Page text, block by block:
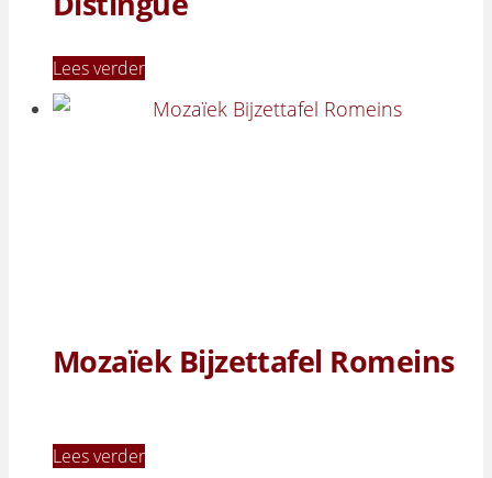
Lees verder
Mozaïek Bijzettafel Romeins
Lees verder